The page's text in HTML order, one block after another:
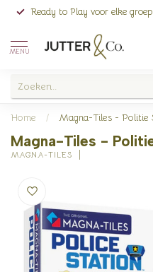
Ready to Play voor elke groep
MENU
Home / Magna-Tiles - Politie
Magna-Tiles -
MAGNA-TILES